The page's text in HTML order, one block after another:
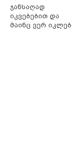
ჯანსაღად
იკვებებით და
მაინც ვერ იკლებთ